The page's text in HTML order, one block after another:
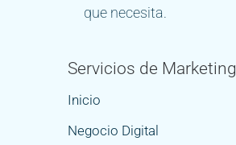
que necesita.
Servicios de Marketing
Inicio
Negocio Digital